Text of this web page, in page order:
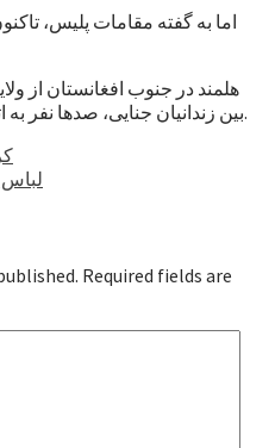
اما به گفته مقامات پلیس،
هلمند در جنوب افغانستان از
بین زندانیان جنایی، صدها نفر به اتهام شورشگری نیز زندانی هستند.
Required fields are